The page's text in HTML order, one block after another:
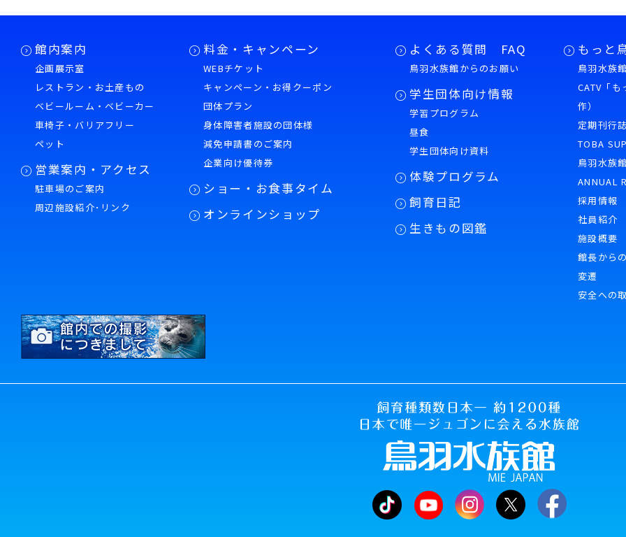
4.個人情報を与えることの任意性について
当社への個人情報のご提供は任意です。なお、必要な情報を頂けない場
は、それに対応した当社のサービスをご提供できない場合がございます
で予めご了承ください。
5.開示等の受付・窓口
提供していただいた個人情報については、利用目的の通知、訂正・追加又
は削除、利用又は提供の拒否の求めに応じます。お申し出は、下記の窓口
にて受付けます。 なお、この方法によらない求めには応じられない場合
6.本人が容易に認識できない方法によって個人情報を取得する場合
お手紙かFAXで下記まで連絡ください。窓口の名称 個人情報問合せ窓
住所 〒517-8517 三重県鳥羽市鳥羽3-3-6
館内案内
企画展示室
レストラン・お土産もの
ベビールーム・ベビーカー
車椅子・バリアフリー
ペット
営業案内・アクセス
駐車場のご案内
周辺施設紹介･リンク
料金・キャンペーン
WEBチケット
キャンペーン・お得クーポン
団体プラン
身体障害者施設の団体様
減免申請書のご案内
企業向け優待券
ショー・お食事タイム
オンラインショップ
よくある質問 FAQ
鳥羽水族館からのお願い
学生団体向け情報
学習プログラム
昼食
学生団体向け資料
体験プログラム
飼育日記
生きもの図鑑
もっと
鳥羽水族
CATV「
作）
定期刊行誌
TOBA
鳥羽水族
ANNUAL
採用情報
社員紹介
施設概要
館長から
変遷
安全への